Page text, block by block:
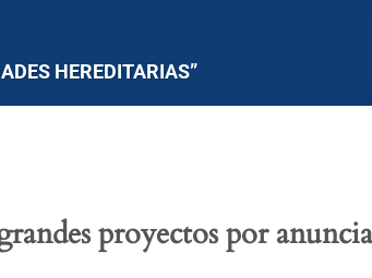
HEREDITARIAS”
proyectos por